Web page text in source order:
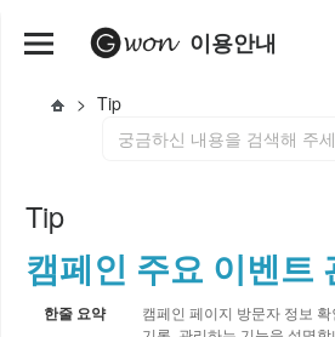
이용안내
> Tip
Tip
한줄 요약
캠페인 페이지 방문자 정보